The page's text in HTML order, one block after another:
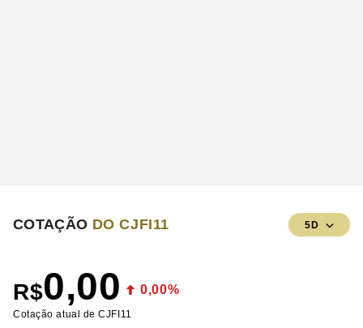
COTAÇÃO DO CJFI11 5D
R$0,00 0,00%
Cotação atual de CJFI11